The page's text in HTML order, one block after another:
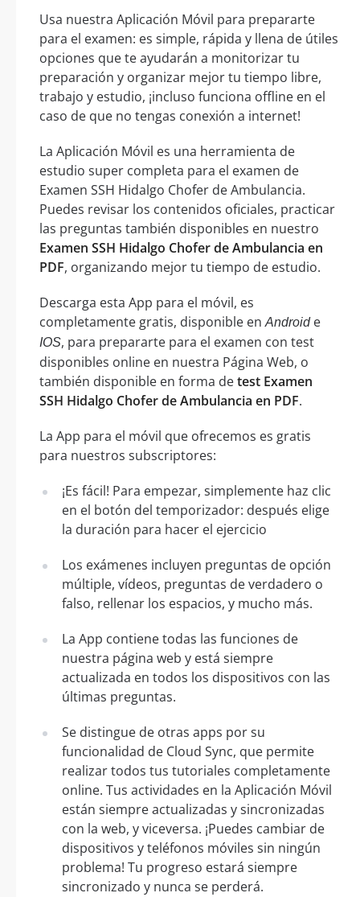
Usa nuestra Aplicación Móvil para prepararte
para el examen: es simple, rápida y llena de útiles
opciones que te ayudarán a monitorizar tu
preparación y organizar mejor tu tiempo libre,
trabajo y estudio, ¡incluso funciona offline en el
caso de que no tengas conexión a internet!
La Aplicación Móvil es una herramienta de
estudio super completa para el examen de
Examen SSH Hidalgo Chofer de Ambulancia.
Puedes revisar los contenidos oficiales, practicar
las preguntas también disponibles en nuestro
Examen SSH Hidalgo Chofer de Ambulancia en
PDF, organizando mejor tu tiempo de estudio.
Descarga esta App para el móvil, es
completamente gratis, disponible enAndroide
IOS, para prepararte para el examen con test
disponibles online en nuestra Página Web, o
también disponible en forma detest Examen
SSH Hidalgo Chofer de Ambulancia en PDF.
La App para el móvil que ofrecemos es gratis
para nuestros subscriptores:
¡Es fácil! Para empezar, simplemente haz clic
en el botón del temporizador: después elige
la duración para hacer el ejercicio
Los exámenes incluyen preguntas de opción
múltiple, vídeos, preguntas de verdadero o
falso, rellenar los espacios, y mucho más.
La App contiene todas las funciones de
nuestra página web y está siempre
actualizada en todos los dispositivos con las
últimas preguntas.
Se distingue de otras apps por su
funcionalidad de Cloud Sync, que permite
realizar todos tus tutoriales completamente
online. Tus actividades en la Aplicación Móvil
están siempre actualizadas y sincronizadas
con la web, y viceversa. ¡Puedes cambiar de
dispositivos y teléfonos móviles sin ningún
problema! Tu progreso estará siempre
sincronizado y nunca se perderá.